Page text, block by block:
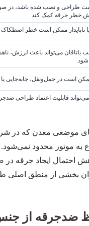
طراحی و نصب شده باشد، در
خطر جرقه کمک کند.
ناپایدار ممکن است خطر
یاتاقان می‌تواند باعث لرزش،
است در حمل‌ونقل، جابه‌جایی یا
قابلیت اعتماد طراحی
معدن که در
موتور محدود نمی‌شود.
احتمال ایجاد جرقه در
بخشی از منطق اصلی
ضدجرقه از